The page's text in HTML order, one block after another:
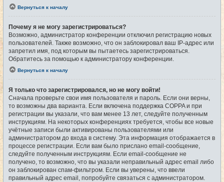
Вернуться к началу
Почему я не могу зарегистрироваться?
Возможно, администратор конференции отключил регистрацию новых
пользователей. Также возможно, что он заблокировал ваш IP-адрес или
запретил имя, под которым вы пытаетесь зарегистрироваться.
Обратитесь за помощью к администратору конференции.
Вернуться к началу
Я только что зарегистрировался, но не могу войти!
Сначала проверьте свои имя пользователя и пароль. Если они верны,
то возможны два варианта. Если включена поддержка COPPA и при
регистрации вы указали, что вам менее 13 лет, следуйте полученным
инструкциям. На некоторых конференциях требуется, чтобы все новые
учётные записи были активированы пользователями или
администратором до входа в систему. Эта информация отображается в
процессе регистрации. Если вам было прислано email-сообщение,
следуйте полученным инструкциям. Если email-сообщение не
получено, то возможно, что вы указали неправильный адрес email либо
он заблокирован спам-фильтром. Если вы уверены, что ввели
правильный адрес email, попробуйте связаться с администратором.